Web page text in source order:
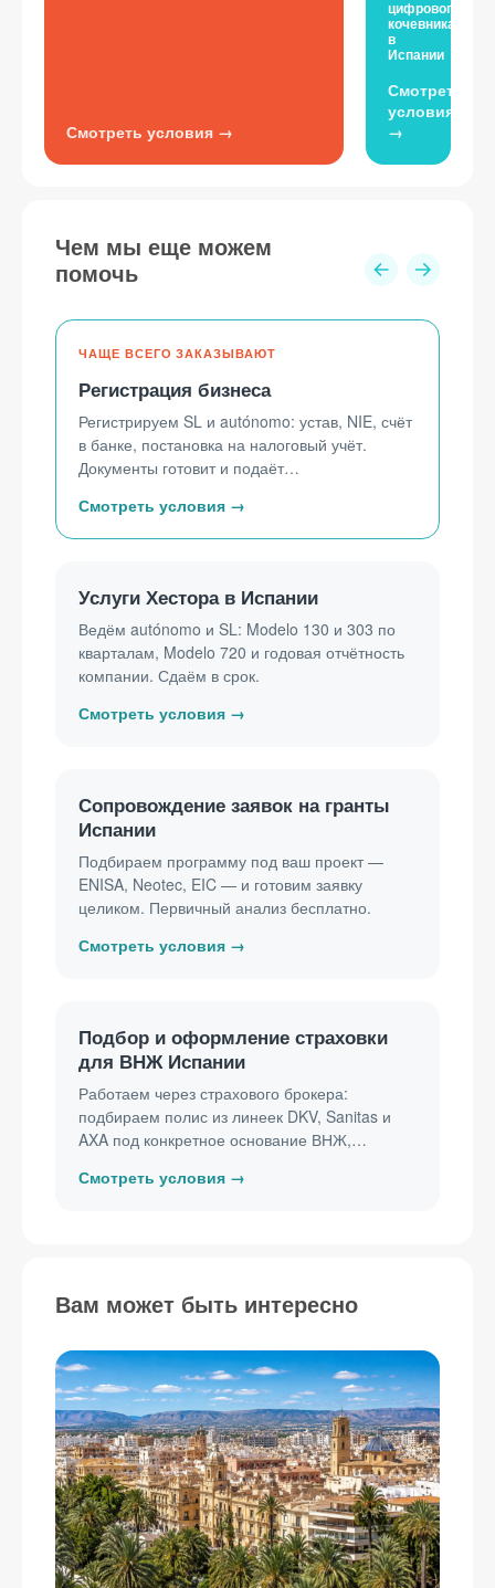
цифрового
кочевника
в
Испании
Чем мы еще можем
помочь
Регистрация бизнеса
Регистрируем SL и autónomo: устав, NIE, счёт
в банке, постановка на налоговый учёт.
Документы готовит и подаёт
Услуги Хестора в Испании
Ведём autónomo и SL: Modelo 130 и 303 по
кварталам, Modelo 720 и годовая отчётность
компании. Сдаём в срок.
Сопровождение заявок на гранты
Испании
Подбираем программу под ваш проект —
ENISA, Neotec, EIC — и готовим заявку
целиком. Первичный анализ бесплатно.
Подбор и оформление страховки
для ВНЖ Испании
Работаем через страхового брокера:
подбираем полис из линеек DKV, Sanitas и
AXA под конкретное основание ВНЖ,
сертификат в той форме, которую принимают
платите только страховой.
Вам может быть интересно